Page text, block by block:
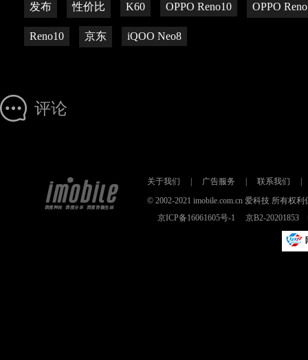
发布 性价比 K60 OPPO Reno10 OPPO
Reno10 京东 iQOO Neo8
评论
关于我们 广告服务 联系我们
© 2002-2021 imobile.com.cn 爱科技 所有权
京ICP备16061605号-1
京B2-20201853